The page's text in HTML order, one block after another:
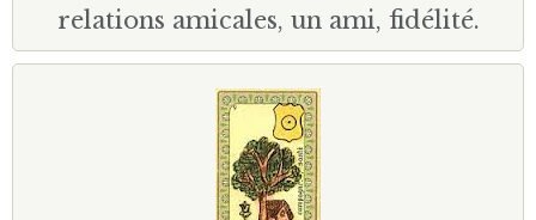
relations amicales, un ami, fidélité.